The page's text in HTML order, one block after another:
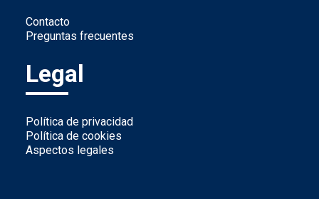
Contacto
Preguntas frecuentes
Legal
Política de privacidad
Política de cookies
Aspectos legales